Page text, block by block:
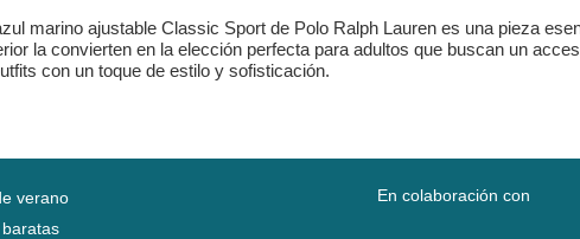
marino ajustable Classic Sport de Polo Ralph Lauren es una pieza
la convierten en la elección perfecta para adultos que buscan un
con un toque de estilo y sofisticación.
verano
En colaboración con